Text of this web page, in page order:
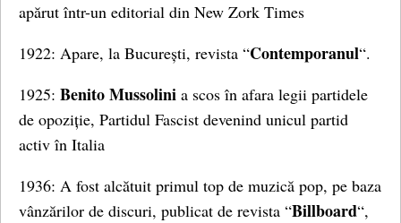
apărut într-un editorial din New Zork Times
1922: Apare, la București, revista “Contemporanul“.
1925: Benito Mussolini a scos în afara legii partidele
de opoziție, Partidul Fascist devenind unicul partid
activ în Italia
1936: A fost alcătuit primul top de muzică pop, pe baza
vânzărilor de discuri, publicat de revista “Billboard“,